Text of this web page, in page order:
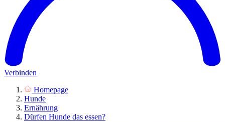
Verbinden
Homepage
Hunde
Ernährung
Dürfen Hunde das essen?